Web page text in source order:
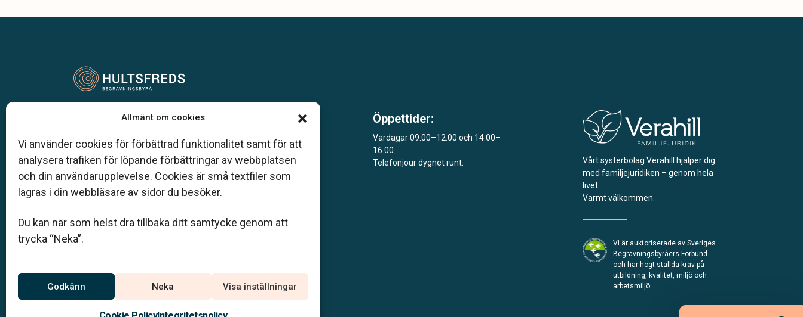
Allmänt om cookies
Vi använder cookies för förbättrad funktionalitet samt för att
analysera trafiken för löpande förbättringar av webbplatsen
och din användarupplevelse. Cookies är små textfiler som
lagras i din webbläsare av sidor du besöker.
Du kan när som helst dra tillbaka ditt samtycke genom att
trycka “Neka”.
Godkänn Neka Visa inställningar
Vår begravningsbyrå är en del av Klarahill.
auktoriserade inom Sveriges begravningsbyråers
förbund (SBF). Det personliga är centralt för oss, både
när det gäller bemötande och när vi utformar
skräddarsydda personliga begravningar.
hultsfred@klarahill.se
Jourtelefon
0495-107 20
Öppettider:
Vardagar 09.00–12.00 och 14.00–
16.00.
Telefonjour dygnet runt.
Vårt systerbolag Verahill hjälper dig
med familjejuridiken – genom hela
livet.
Varmt välkommen.
Vi är auktoriserade av Sveriges
Begravningsbyråers Förbund
och har högt ställda krav på
utbildning, kvalitet, miljö och
arbetsmiljö.